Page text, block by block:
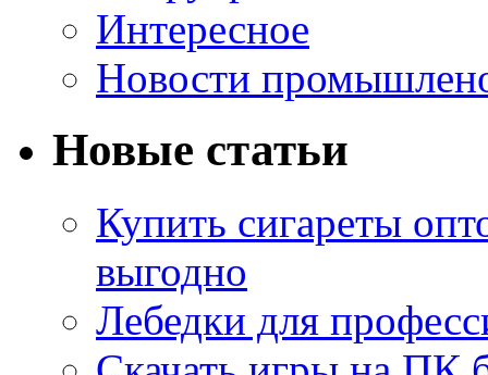
Интересное
Новости
Новые статьи
Купить сигареты
выгодно
Лебедки для